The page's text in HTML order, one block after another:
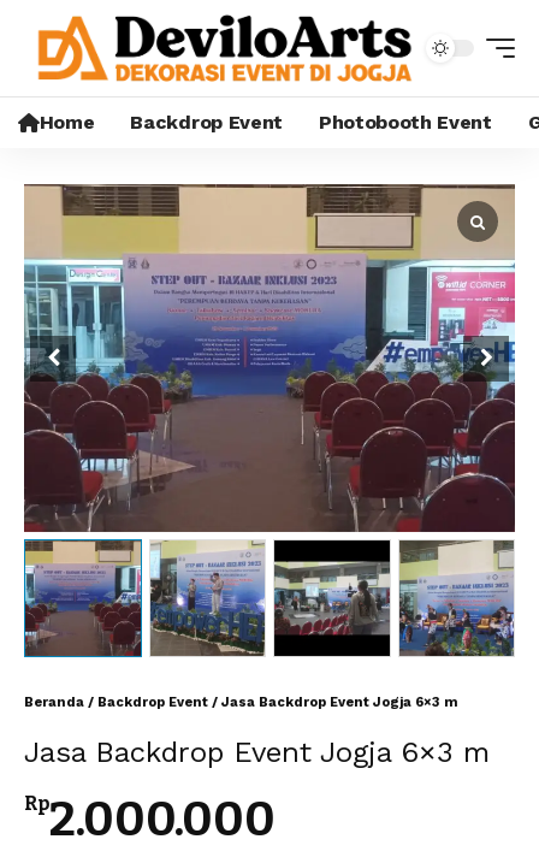
Home Backdrop Event Photobooth Event
Beranda / Backdrop Event / Jasa Backdrop Event Jogja 6×3 m
Jasa Backdrop Event Jogja 6×3 m
Rp2.000.000